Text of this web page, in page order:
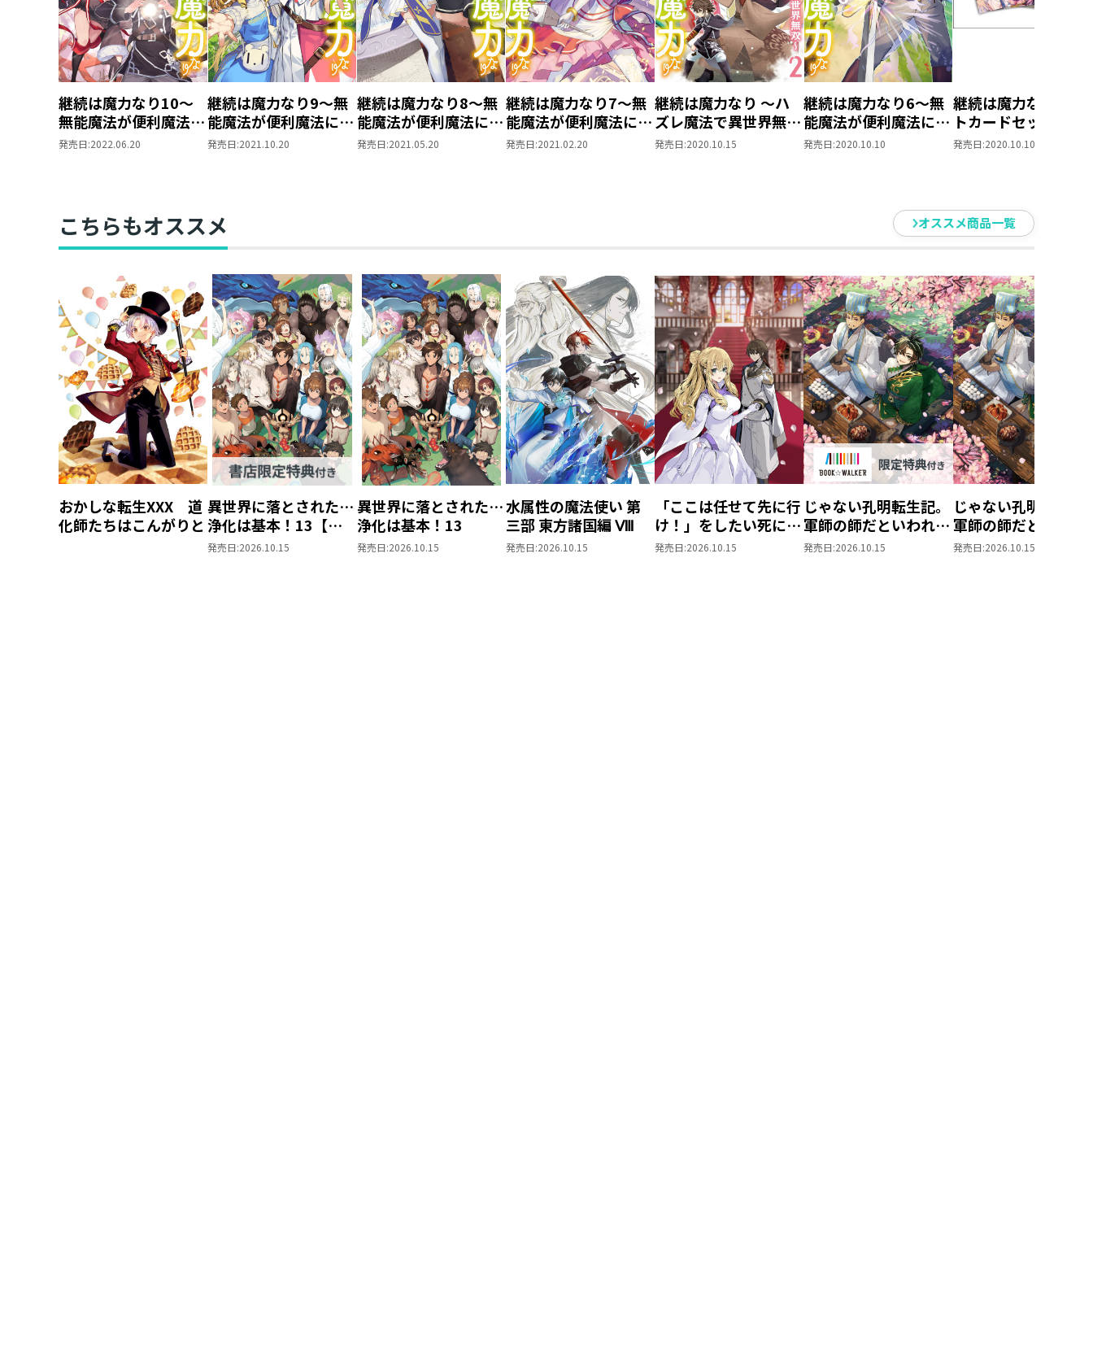
継続は魔力なり10～
無能魔法が便利魔法に
進化を遂げました～
発売日:2022.06.20
継続は魔力なり9～無
能魔法が便利魔法に進
化を遂げました～
発売日:2021.10.20
継続は魔力なり8～無
能魔法が便利魔法に進
化を遂げました～
発売日:2021.05.20
継続は魔力なり7～無
能魔法が便利魔法に進
化を遂げました～
発売日:2021.02.20
継続は魔力なり ～ハ
ズレ魔法で異世界無双
～ 2【イラスト特典付
発売日:2020.10.15
継続は魔力なり6～無
能魔法が便利魔法に進
化を遂げました～
発売日:2020.10.10
継続は魔力なり ポス
トカードセット1
発売日:2020.10.10
こちらもオススメ オススメ商品一覧
おかしな転生XXX 道
化師たちはこんがりと
異世界に落とされた…
浄化は基本！13【ピ
ッコマ限定SS付き】
発売日:2026.10.15
異世界に落とされた…
浄化は基本！13
発売日:2026.10.15
水属性の魔法使い 第
三部 東方諸国編 Ⅷ
発売日:2026.10.15
「ここは任せて先に行
け！」をしたい死にた
がりの望まぬ宇宙下剋
発売日:2026.10.15
じゃない孔明転生記。
軍師の師だといわれま
しても
発売日:2026.10.15
じゃない孔明転生記
軍師の師だといわれ
しても5
発売日:2026.10.15